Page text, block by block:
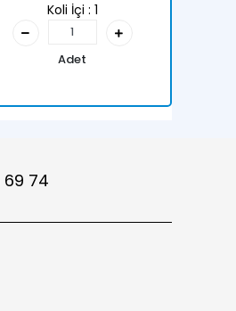
Koli İçi : 1
Adet
74